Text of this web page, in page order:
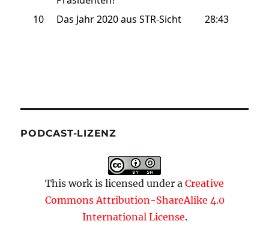
PODCAST-LIZENZ
This work is licensed under a Creative
Commons Attribution-ShareAlike 4.0
International License.